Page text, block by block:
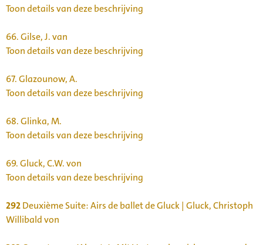
Toon details van deze beschrijving
66.Gilse, J. van
Toon details van deze beschrijving
67.Glazounow, A.
Toon details van deze beschrijving
68.Glinka, M.
Toon details van deze beschrijving
69.Gluck, C.W. von
Toon details van deze beschrijving
292Deuxième Suite: Airs de ballet de Gluck | Gluck, Christoph
Willibald von